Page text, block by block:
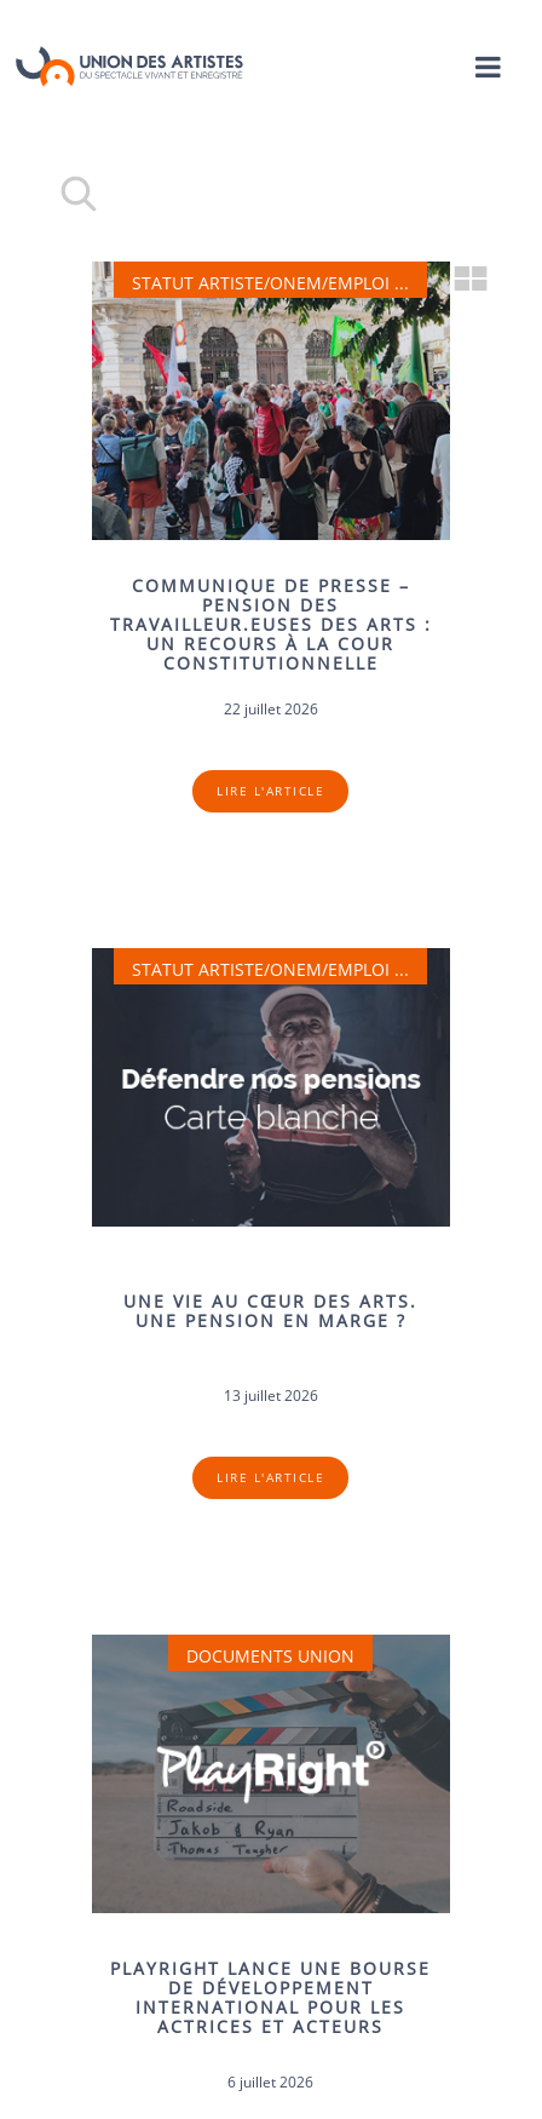
STATUT ARTISTE/ONEM/EMPLOI ...
COMMUNIQUE DE PRESSE –
PENSION DES
TRAVAILLEUR.EUSES DES ARTS :
UN RECOURS À LA COUR
CONSTITUTIONNELLE
22 juillet 2026
LIRE L'ARTICLE
STATUT ARTISTE/ONEM/EMPLOI ...
UNE VIE AU CŒUR DES ARTS.
UNE PENSION EN MARGE ?
13 juillet 2026
LIRE L'ARTICLE
DOCUMENTS UNION
PLAYRIGHT LANCE UNE BOURSE
DE DÉVELOPPEMENT
INTERNATIONAL POUR LES
ACTRICES ET ACTEURS
6 juillet 2026